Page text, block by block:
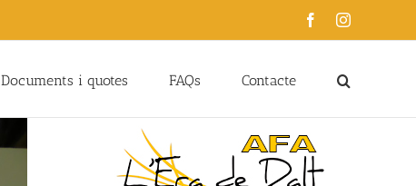
FacebookInstagram
Documents i quotes FAQs Contacte